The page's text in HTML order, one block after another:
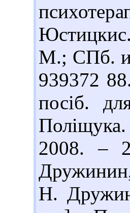
М.; СПб. и
939372
посіб.
2008. –
Н.